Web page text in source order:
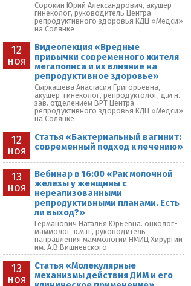
Сорокин Юрий Александрович, акушер-
гинеколог, руководитель Центра
репродуктивного здоровья КДЦ «Медси»
на Солянке
12
ноя
Видеолекция «Вредные
привычки современного жителя
мегаполиса и их влияние на
репродуктивное здоровье»
Сыркашева Анастасия Григорьевна,
акушер-гинеколог, репродуктолог, д.м.н.
зав. отделением ВРТ Центра
репродуктивного здоровья КДЦ «Медси»
на Солянке
12
ноя
Статья «Бактериальный вагинит:
современный подход к лечению»
13
ноя
Вебинар в 16:00 «Рак молочной
железы у женщины с
нереализованными
репродуктивными планами. Есть
ли выход?»
Германович Наталья Юрьевна. онколог-
маммолог, к.м.н., руководитель
направления маммологии НМИЦ Хирургии
им. А.В.Вишневского
13
ноя
Статья «Молекулярные
механизмы действия ДИМ и его